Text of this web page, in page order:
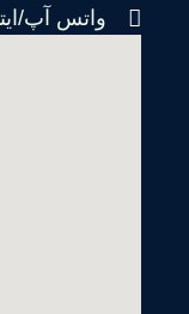
واتس آپ/